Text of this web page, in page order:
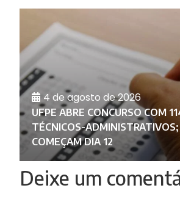
4 de agosto de 2026
UFPE ABRE CONCURSO COM
TÉCNICOS-ADMINISTRATIVOS;
COMEÇAM DIA 12
Deixe um